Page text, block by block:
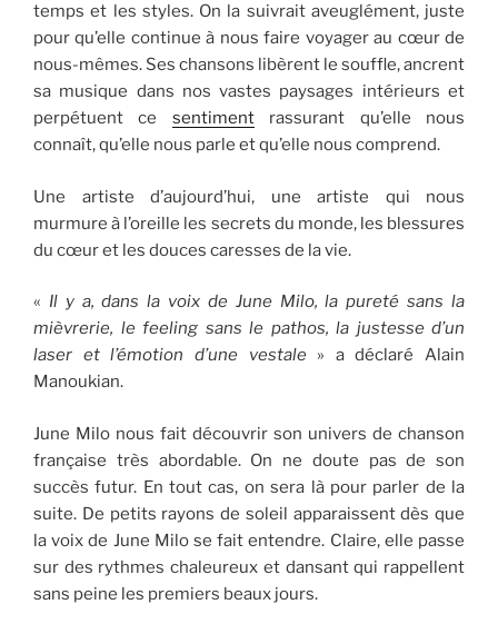
temps et les styles. On la suivrait aveuglément, juste
pour qu’elle continue à nous faire voyager au cœur de
nous-mêmes. Ses chansons libèrent le souffle, ancrent
sa musique dans nos vastes paysages intérieurs et
perpétuent ce sentimentrassurant qu’elle nous
connaît, qu’elle nous parle et qu’elle nous comprend.
Une artiste d’aujourd’hui, une artiste qui nous
murmure à l’oreille les secrets du monde, les blessures
du cœur et les douces caresses de la vie.
« Il y a, dans la voix de June Milo, la pureté sans la
mièvrerie, le feeling sans le pathos, la justesse d’un
laser et l’émotion d’une vestale» a déclaré Alain
Manoukian.
June Milo nous fait découvrir son univers de chanson
française très abordable. On ne doute pas de son
succès futur. En tout cas, on sera là pour parler de la
suite. De petits rayons de soleil apparaissent dès que
la voix de June Milo se fait entendre. Claire, elle passe
sur des rythmes chaleureux et dansant qui rappellent
sans peine les premiers beaux jours.